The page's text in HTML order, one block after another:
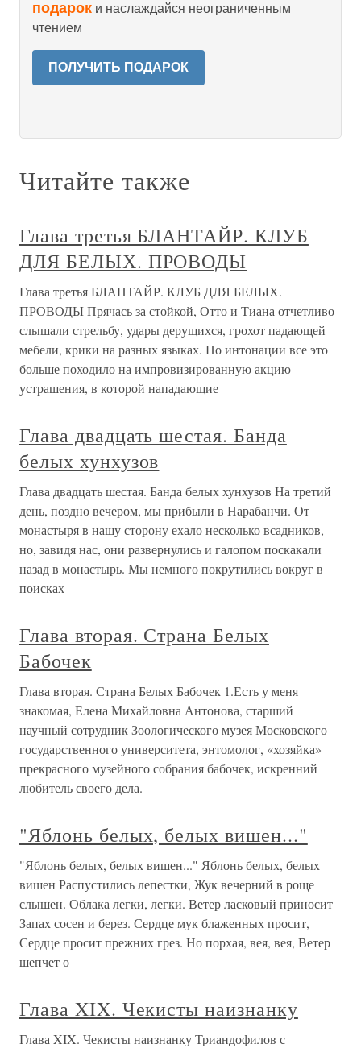
подарок и наслаждайся неограниченным
чтением
ПОЛУЧИТЬ ПОДАРОК
Читайте также
Глава третья БЛАНТАЙР. КЛУБ
ДЛЯ БЕЛЫХ. ПРОВОДЫ
Глава третья БЛАНТАЙР. КЛУБ ДЛЯ БЕЛЫХ.
ПРОВОДЫ Прячась за стойкой, Отто и Тиана отчетливо
слышали стрельбу, удары дерущихся, грохот падающей
мебели, крики на разных языках. По интонации все это
больше походило на импровизированную акцию
устрашения, в которой нападающие
Глава двадцать шестая. Банда
белых хунхузов
Глава двадцать шестая. Банда белых хунхузов На третий
день, поздно вечером, мы прибыли в Нарабанчи. От
монастыря в нашу сторону ехало несколько всадников,
но, завидя нас, они развернулись и галопом поскакали
назад в монастырь. Мы немного покрутились вокруг в
поисках
Глава вторая. Страна Белых
Бабочек
Глава вторая. Страна Белых Бабочек 1.Есть у меня
знакомая, Елена Михайловна Антонова, старший
научный сотрудник Зоологического музея Московского
государственного университета, энтомолог, «хозяйка»
прекрасного музейного собрания бабочек, искренний
любитель своего дела.
"Яблонь белых, белых вишен..."
"Яблонь белых, белых вишен..." Яблонь белых, белых
вишен Распустились лепестки, Жук вечерний в роще
слышен. Облака легки, легки. Ветер ласковый приносит
Запах сосен и берез. Сердце мук блаженных просит,
Сердце просит прежних грез. Но порхая, вея, вея, Ветер
шепчет о
Глава XIX. Чекисты наизнанку
Глава XIX. Чекисты наизнанку Триандофилов с